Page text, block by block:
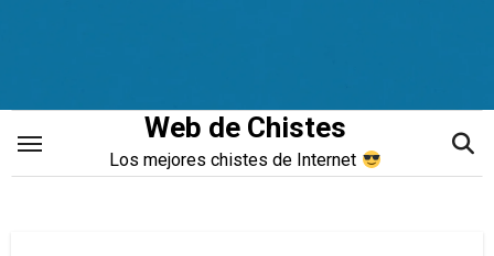
Web de Chistes
Los mejores chistes de Internet